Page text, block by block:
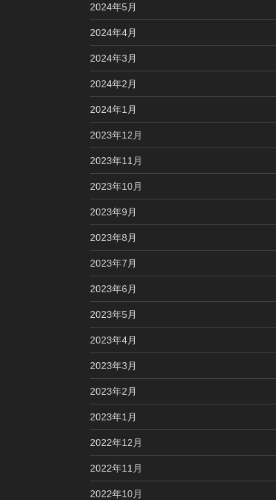
2024年5月
2024年4月
2024年3月
2024年2月
2024年1月
2023年12月
2023年11月
2023年10月
2023年9月
2023年8月
2023年7月
2023年6月
2023年5月
2023年4月
2023年3月
2023年2月
2023年1月
2022年12月
2022年11月
2022年10月